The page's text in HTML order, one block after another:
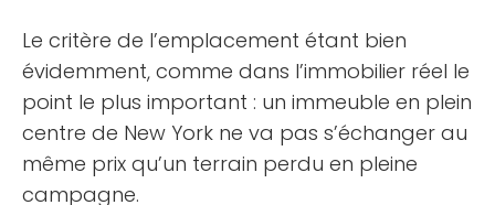
Le critère de l’emplacement étant bien
évidemment, comme dans l’immobilier réel le
point le plus important : un immeuble en plein
centre de New York ne va pas s’échanger au
même prix qu’un terrain perdu en pleine
campagne.